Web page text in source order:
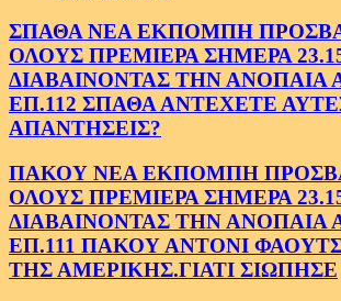
ΣΠΑΘΑ ΝΕΑ ΕΚΠΟΜΠΗ
ΟΛΟΥΣ ΠΡΕΜΙΕΡΑ ΣΗΜΕΡΑ
ΔΙΑΒΑΙΝΟΝΤΑΣ ΤΗΝ ΑΝΟΠΑΙΑ
ΕΠ.112 ΣΠΑΘΑ ΑΝΤΕΧΕΤΕ
ΑΠΑΝΤΗΣΕΙΣ?
ΠΑΚΟΥ ΝΕΑ ΕΚΠΟΜΠΗ
ΟΛΟΥΣ ΠΡΕΜΙΕΡΑ ΣΗΜΕΡΑ
ΔΙΑΒΑΙΝΟΝΤΑΣ ΤΗΝ ΑΝΟΠΑΙΑ
ΕΠ.111 ΠΑΚΟΥ ΑΝΤΟΝΙ
ΤΗΣ ΑΜΕΡΙΚΗΣ.ΓΙΑΤΙ ΣΙΩΠΗΣΕ